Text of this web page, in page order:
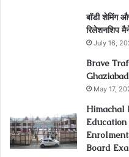
बॉडी शेमिंग
रिलेशनशिप
July 16,
Brave
May 17,
Himachal
Board